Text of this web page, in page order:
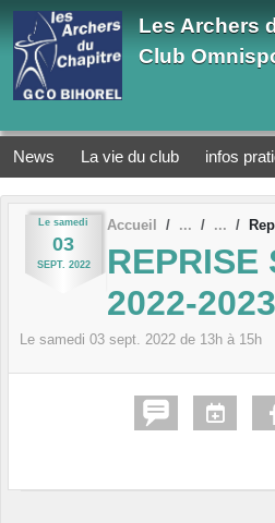
Les Archers
Club
News La vie du club infos
Le samedi
03
SEPT. 2022
Accueil
REPRISE
2022-2023
Le samedi 03 sept. 2022 de 13h à 15h
Panneau de gestion des cookies